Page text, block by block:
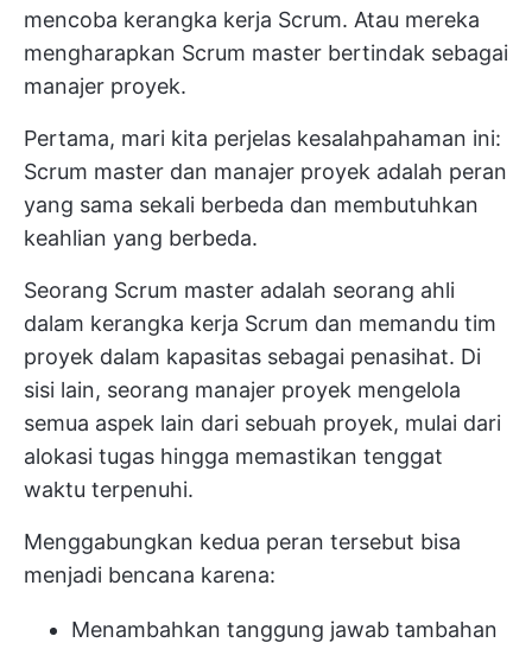
mencoba kerangka kerja Scrum. Atau mereka
mengharapkan Scrum master bertindak sebagai
manajer proyek.
Pertama, mari kita perjelas kesalahpahaman ini:
Scrum master dan manajer proyek adalah peran
yang sama sekali berbeda dan membutuhkan
keahlian yang berbeda.
Seorang Scrum master adalah seorang ahli
dalam kerangka kerja Scrum dan memandu tim
proyek dalam kapasitas sebagai penasihat. Di
sisi lain, seorang manajer proyek mengelola
semua aspek lain dari sebuah proyek, mulai dari
alokasi tugas hingga memastikan tenggat
waktu terpenuhi.
Menggabungkan kedua peran tersebut bisa
menjadi bencana karena:
Menambahkan tanggung jawab tambahan